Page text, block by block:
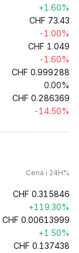
+1.60%
CHF 73.43
-1.00%
CHF 1.049
-1.60%
CHF 0.999288
0.00%
CHF 0.286369
-14.50%
Cena i 24H%
CHF 0.315846
+119.30%
CHF 0.00613999
+1.50%
CHF 0.137438